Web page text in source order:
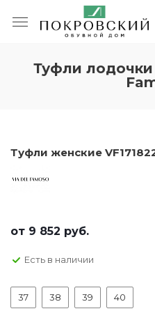
Туфли
Туфли женские
от 9 852 руб.
Есть в наличии
37 38 39 40